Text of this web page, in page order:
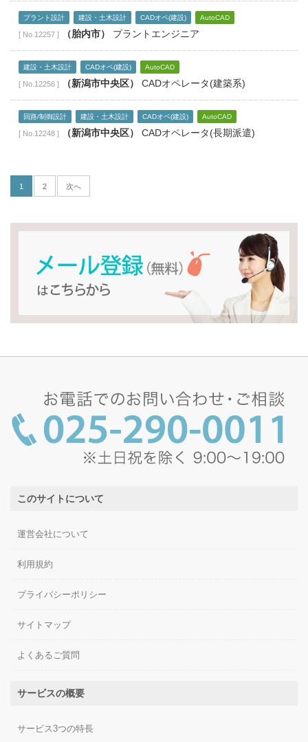
プラント設計 建設・土木設計 CADオペ(建設) AutoCAD
[ No.12257 ] （胎内市） プラントエンジニア
建設・土木設計 CADオペ(建設) AutoCAD
[ No.12256 ] （新潟市中央区） CADオペレータ(建築系)
回路/制御設計 建設・土木設計 CADオペ(建設) AutoCAD
[ No.12248 ] （新潟市中央区） CADオペレータ(長期派遣)
1 2 次へ
このサイトについて
運営会社について
利用規約
プライバシーポリシー
サイトマップ
よくあるご質問
サービスの概要
サービス3つの特長